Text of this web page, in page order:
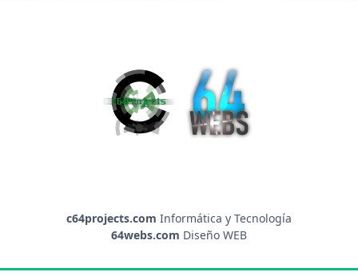
c64projects.com Informática y Tecnología
64webs.com Diseño WEB